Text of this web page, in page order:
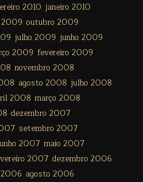
2010 janeiro 2010
2009 outubro 2009
julho 2009 junho 2009
2009 fevereiro 2009
novembro 2008
agosto 2008 julho 2008
2008 março 2008
dezembro 2007
setembro 2007
2007 maio 2007
2007 dezembro 2006
agosto 2006